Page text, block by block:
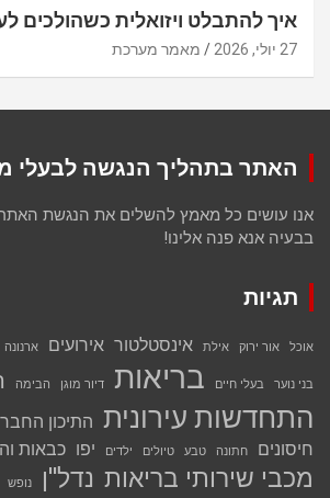
איך להתבלט ויזואלית כשהולכים
27 יולי, 2026 מאמר מערכת
האתר בתהליך הנגשה לבעלי
אנו עושים כל מאמץ להשלים את הנגשת
בבעיה אנא פנה אלינו!
תגיות
אוכל אור ירוק אילת אינסטלטור אירועים ארנונה
בני נוער בעלי חיים בריאות דיור מוגן הבימה
התחדשות עירונית התיכון
חיסונים חתונה טבע טיולים ילדים יפו כבאות
מכבי שירותי בריאות נדל''ן נופש